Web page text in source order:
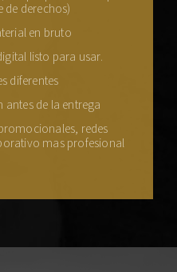
de derechos)
en bruto
listo para usar.
diferentes
antes de la entrega
redes
mas profesional